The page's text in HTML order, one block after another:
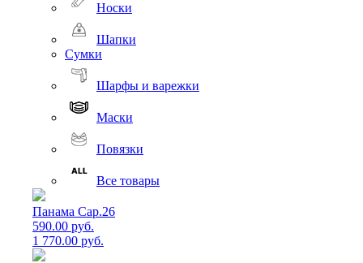
Носки
Шапки
Сумки
Шарфы и варежки
Маски
Повязки
Все товары
Панама Cap.26
590.00 руб.
1 770.00 руб.